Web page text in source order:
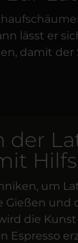
lässt er
damit
der
um
Gießen und
die
Espresso